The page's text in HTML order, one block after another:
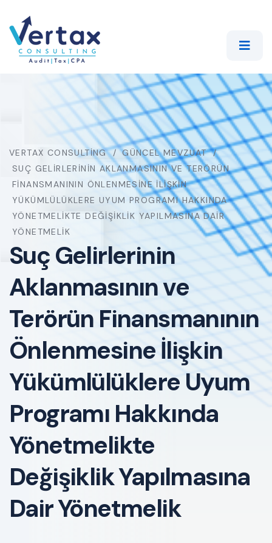
VERTAX CONSULTING
GÜNCEL MEVZUAT
SUÇ GELIRLERININ AKLANMASININ VE TERÖRÜN
FINANSMANININ ÖNLENMESINE İLIŞKIN
YÜKÜMLÜLÜKLERE UYUM PROGRAMI HAKKINDA
YÖNETMELIKTE DEĞIŞIKLIK YAPILMASINA DAIR
YÖNETMELIK
Suç Gelirlerinin
Aklanmasının ve
Terörün Finansmanının
Önlenmesine İlişkin
Yükümlülüklere Uyum
Programı Hakkında
Yönetmelikte
Değişiklik Yapılmasına
Dair Yönetmelik